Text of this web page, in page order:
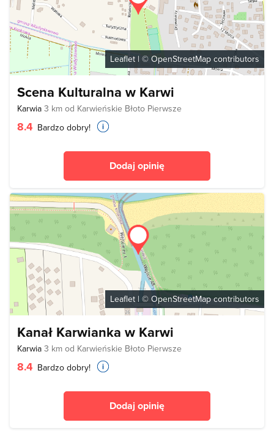
Leaflet | © OpenStreetMap contributors
Scena Kulturalna w Karwi
Karwia 3 km od Karwieńskie Błoto Pierwsze
8.4 Bardzo dobry!
Dodaj opinię
Leaflet | © OpenStreetMap contributors
Kanał Karwianka w Karwi
Karwia 3 km od Karwieńskie Błoto Pierwsze
8.4 Bardzo dobry!
Dodaj opinię